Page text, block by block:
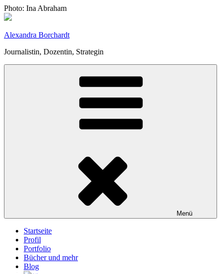
Zum
Inhalt
Photo: Ina Abraham
Alexandra Borchardt
Journalistin, Dozentin, Strategin
Menü
Startseite
Profil
Portfolio
Bücher und mehr
Blog